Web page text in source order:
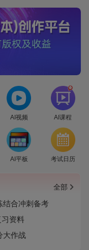
AI视频
爆
AI课程
AI平板 考试日历
全部
结合冲刺备考
资料
大作战